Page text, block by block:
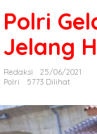
l
r
G
e
l
r
B
a
Polri
Jelang
Redaksi
25/06/2021
Polri
5773 Dilihat